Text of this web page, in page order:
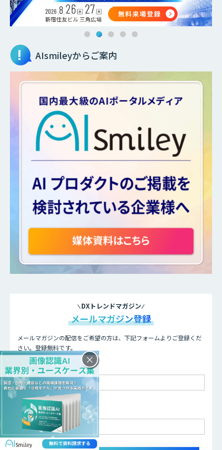
AIsmileyからご案内
DXトレンドマガジン
メールマガジン登録
メールマガジンの配信をご希望の方は、下記フォームよりご登録くだ
さい。登録無料です。
お名前 - 姓・名
メールアドレス
×